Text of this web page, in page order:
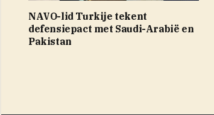
NAVO-lid Turkije tekent
defensiepact met Saudi-Arabië en
Pakistan